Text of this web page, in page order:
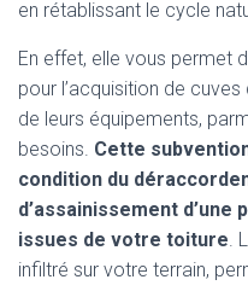
en rétablissant le cycle
En effet, elle vous permet
pour l’acquisition de
de leurs équipements,
besoins. Cette
condition du
d’assainissement d’une
issues de votre toiture.
infiltré sur votre terrain,